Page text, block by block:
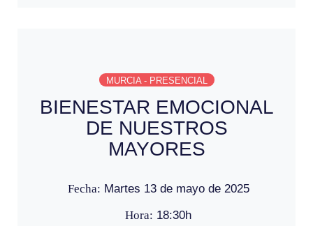
MURCIA - PRESENCIAL
BIENESTAR EMOCIONAL
DE NUESTROS
MAYORES
Fecha: Martes 13 de mayo de 2025
Hora: 18:30h